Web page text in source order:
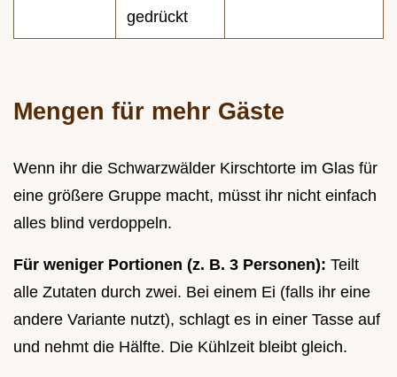
gedrückt
Mengen für mehr Gäste
Wenn ihr die Schwarzwälder Kirschtorte im Glas für
eine größere Gruppe macht, müsst ihr nicht einfach
alles blind verdoppeln.
Für weniger Portionen (z. B. 3 Personen): Teilt
alle Zutaten durch zwei. Bei einem Ei (falls ihr eine
andere Variante nutzt), schlagt es in einer Tasse auf
und nehmt die Hälfte. Die Kühlzeit bleibt gleich.